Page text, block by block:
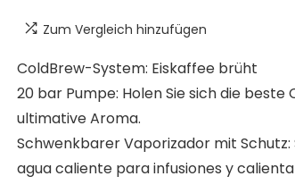
Zum Vergleich hinzufügen
ColdBrew-System: Eiskaffee brüht
20 bar Pumpe: Holen Sie sich die beste
ultimative Aroma.
Schwenkbarer Vaporizador mit
agua caliente para infusiones y